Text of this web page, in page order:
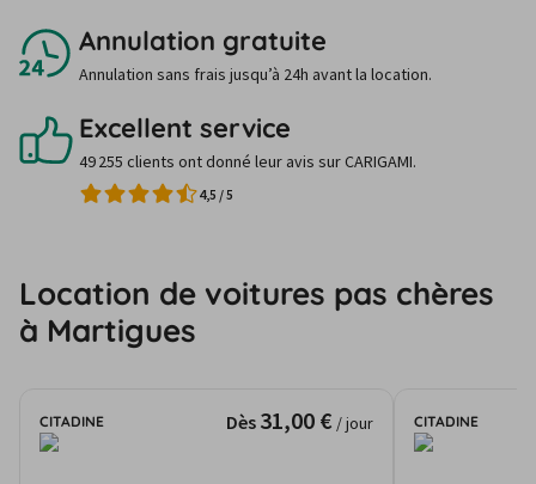
Annulation gratuite
Annulation sans frais jusqu’à 24h avant la location.
Excellent service
49 255 clients ont donné leur avis sur CARIGAMI.
4,5 /5
Location de voitures pas chères
à Martigues
CITADINE Dès 31,00 € / jour CITADINE